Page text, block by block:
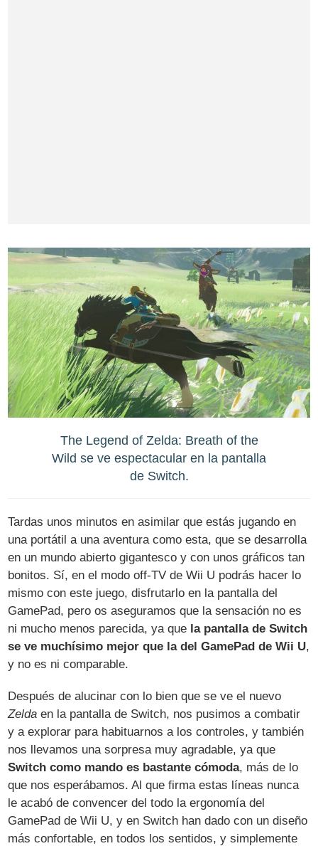
The Legend of Zelda: Breath of the
Wild se ve espectacular en la pantalla
de Switch.
Tardas unos minutos en asimilar que estás jugando en
una portátil a una aventura como esta, que se desarrolla
en un mundo abierto gigantesco y con unos gráficos tan
bonitos. Sí, en el modo off-TV de Wii U podrás hacer lo
mismo con este juego, disfrutarlo en la pantalla del
GamePad, pero os aseguramos que la sensación no es
ni mucho menos parecida, ya que la pantalla de Switch
se ve muchísimo mejor que la del GamePad de Wii U,
y no es ni comparable.
Después de alucinar con lo bien que se ve el nuevo
Zelda en la pantalla de Switch, nos pusimos a combatir
y a explorar para habituarnos a los controles, y también
nos llevamos una sorpresa muy agradable, ya que
Switch como mando es bastante cómoda, más de lo
que nos esperábamos. Al que firma estas líneas nunca
le acabó de convencer del todo la ergonomía del
GamePad de Wii U, y en Switch han dado con un diseño
más confortable, en todos los sentidos, y simplemente